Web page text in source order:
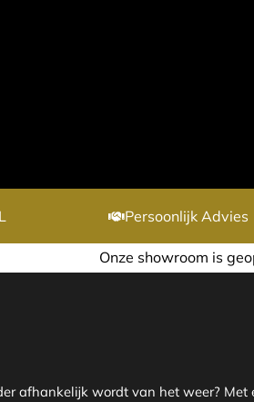
Persoonlijk Advies
showroom is geopend op
afhankelijk wordt van het weer? Met